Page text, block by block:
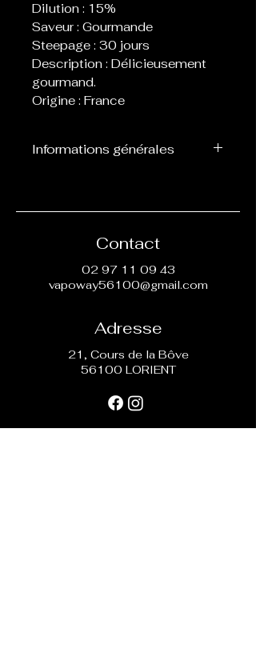
Dilution : 15%
Saveur : Gourmande
Steepage : 30 jours
Description : Délicieusement
gourmand.
Origine : France
Informations générales
peut pas être vapoté
Contact
02 97 11 09 43
vapoway56100@gmail.com
Adresse
21, Cours de la Bôve
56100 LORIENT